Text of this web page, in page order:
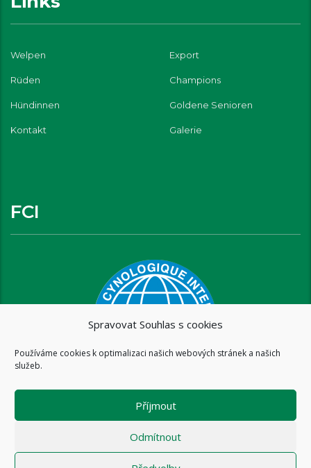
Spravovat Souhlas s cookies
Používáme cookies k optimalizaci našich webových stránek a našich
služeb.
Příjmout
Odmítnout
Welpen Export
Rüden Champions
Hündinnen Goldene Senioren
Kontakt Galerie
FCI